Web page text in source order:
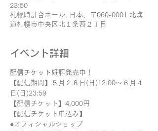
23:50
札幌時計台ホール, 日本、〒060-0001 北海
道札幌市中央区北１条西２丁目
イベント詳細
配信チケット好評発売中！
【配信期間】５月２８日(日)12:00～６月４
日(日)23:59
【配信チケット】4,000円
【配信チケット申込み】
●オフィシャルショップ